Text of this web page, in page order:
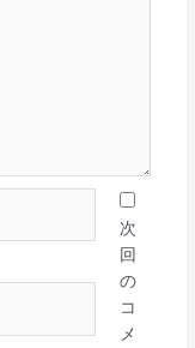
次
回
の
コ
メ